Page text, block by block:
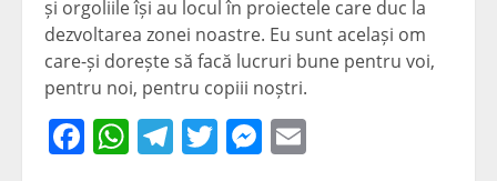
și orgoliile își au locul în proiectele care duc la
dezvoltarea zonei noastre. Eu sunt același om
care-și dorește să facă lucruri bune pentru voi,
pentru noi, pentru copiii noștri.
Facebook
WhatsApp
Telegram
TwitterMessenger